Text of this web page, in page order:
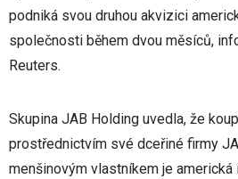
podniká svou druhou akvizici
společnosti během dvou měsíců,
Reuters.
Skupina JAB Holding uvedla, že
prostřednictvím své dceřiné firmy
menšinovým vlastníkem je